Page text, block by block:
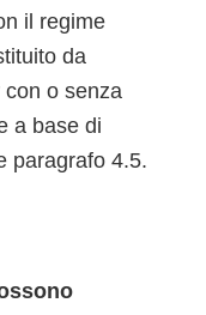
il regime
da
o senza
a base di
paragrafo 4.5.